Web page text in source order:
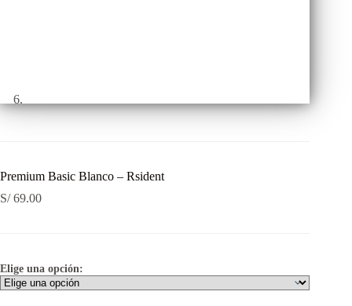
Premium Basic Blanco – Rsident
S/69.00
Elige una opción: